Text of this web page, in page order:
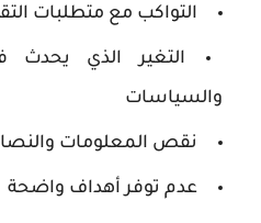
التواكب مع متطلبات
التغير الذي يحدث
والسياسات
نقص المعلومات
عدم توفر أهداف واضحة